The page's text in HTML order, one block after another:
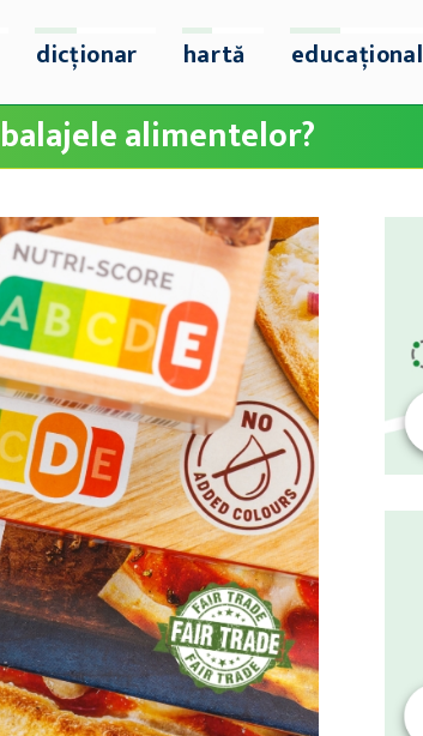
dicționar hartă educațional
alimentelor?